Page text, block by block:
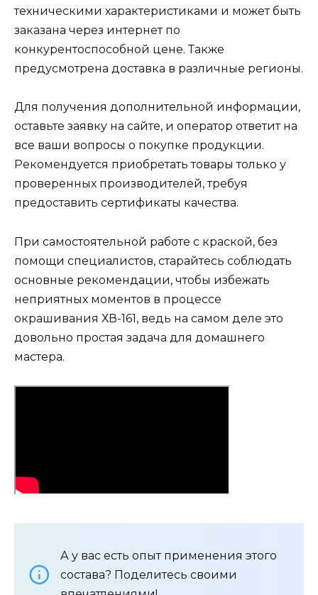
техническими характеристиками и может быть
заказана через интернет по
конкурентоспособной цене. Также
предусмотрена доставка в различные регионы.
Для получения дополнительной информации,
оставьте заявку на сайте, и оператор ответит на
все ваши вопросы о покупке продукции.
Рекомендуется приобретать товары только у
проверенных производителей, требуя
предоставить сертификаты качества.
При самостоятельной работе с краской, без
помощи специалистов, старайтесь соблюдать
основные рекомендации, чтобы избежать
неприятных моментов в процессе
окрашивания ХВ-161, ведь на самом деле это
довольно простая задача для домашнего
мастера.
А у вас есть опыт применения этого
состава? Поделитесь своими